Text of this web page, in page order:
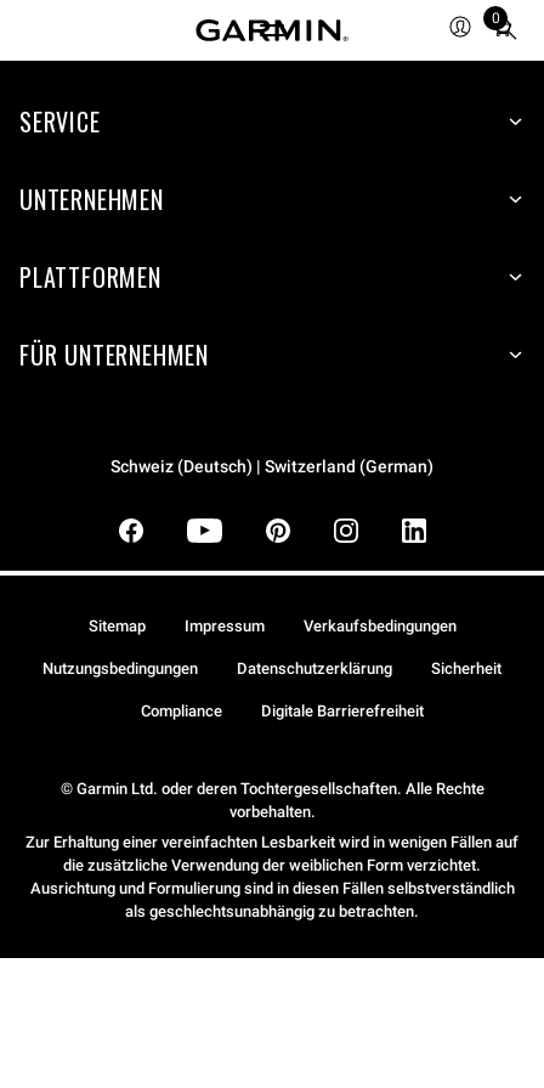
0
Total
items
cart:
SERVICE
UNTERNEHMEN
PLATTFORMEN
FÜR UNTERNEHMEN
Schweiz (Deutsch) | Switzerland (German)
© Garmin Ltd. oder deren Tochtergesellschaften. Alle Rechte
vorbehalten.
Zur Erhaltung einer vereinfachten Lesbarkeit wird in wenigen Fällen auf
die zusätzliche Verwendung der weiblichen Form verzichtet.
Ausrichtung und Formulierung sind in diesen Fällen selbstverständlich
als geschlechtsunabhängig zu betrachten.
Sitemap Impressum Verkaufsbedingungen
Nutzungsbedingungen Datenschutzerklärung Sicherheit
Compliance Digitale Barrierefreiheit